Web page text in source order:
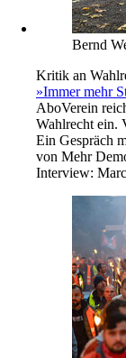
Bernd
Kritik an
»Immer mehr
AboVerein
Wahlrecht ein.
Ein Gespräch
von Mehr
Interview: